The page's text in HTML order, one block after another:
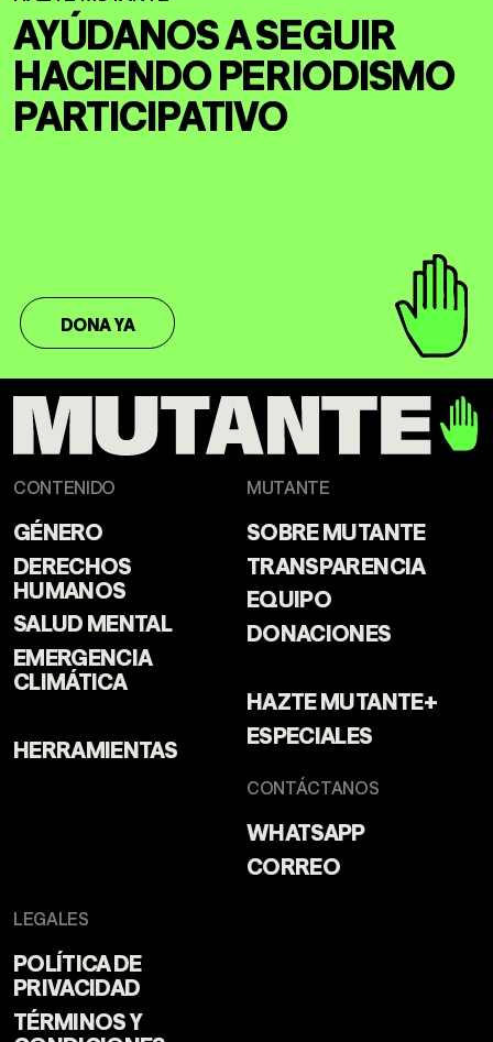
GÉNERO
DERECHOS HUMANOS
SALUD MENTAL
EMERGENCIA CLIMÁTICA
DONACIONES
ESPECIALES
AYÚDANOS A SEGUIR
HACIENDOPERIODISMO
PARTICIPATIVO
DONA YA
CONTENIDO
GÉNERO
DERECHOS
HUMANOS
SALUD MENTAL
EMERGENCIA
CLIMÁTICA
HERRAMIENTAS
MUTANTE
SOBRE MUTANTE
TRANSPARENCIA
EQUIPO
DONACIONES
HAZTE MUTANTE+
ESPECIALES
CONTÁCTANOS
WHATSAPP
CORREO
LEGALES
POLÍTICA DE
PRIVACIDAD
TÉRMINOS Y